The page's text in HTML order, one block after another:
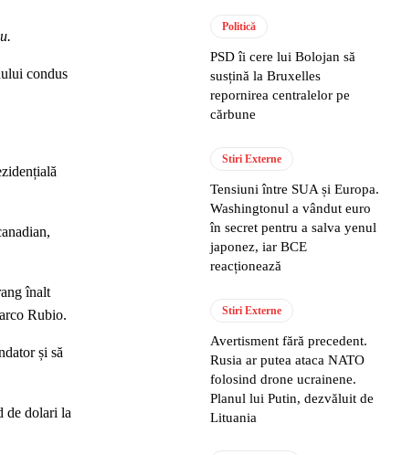
condus
înalt
Rubio.
și să
de dolari la
Politică
PSD îi cere lui Bolojan să
susțină la Bruxelles
repornirea centralelor pe
cărbune
Stiri Externe
Tensiuni între SUA și Europa.
Washingtonul a vândut euro
în secret pentru a salva yenul
japonez, iar BCE
reacționează
Stiri Externe
Avertisment fără precedent.
Rusia ar putea ataca NATO
folosind drone ucrainene.
Planul lui Putin, dezvăluit de
Lituania